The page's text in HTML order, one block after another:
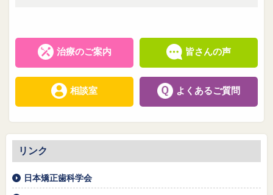
治療のご案内 皆さんの声
相談室 よくあるご質問
リンク
日本矯正歯科学会